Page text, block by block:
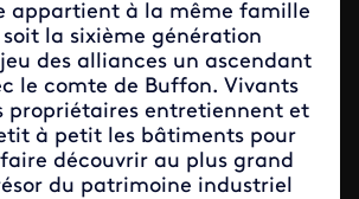
appartient à la même famille
la sixième génération
des alliances un ascendant
le comte de Buffon. Vivants
propriétaires entretiennent et
à petit les bâtiments pour
découvrir au plus grand
du patrimoine industriel